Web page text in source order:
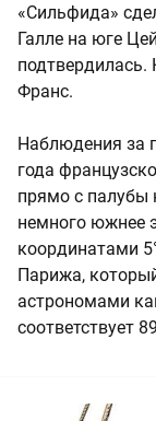
«Сильфида»
Галле на юге
подтвердилась.
Франс.
Наблюдения за
года
прямо с палубы
немного южнее
координатами
Парижа,
астрономами
соответствует